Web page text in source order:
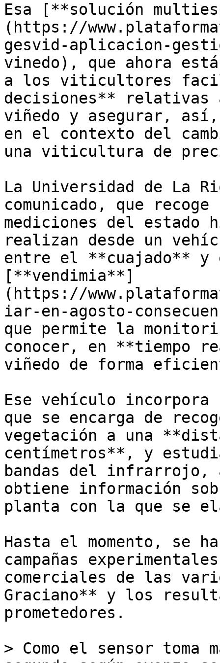
Esa [**solución
(https://
gesvid-aplicacion-
vinedo), que ahora
a los viticultores
decisiones** relativas
viñedo y asegurar,
en el contexto del
una viticultura de
La Universidad de La
comunicado, que
mediciones del estado
realizan desde un
entre el **cuajado** y
[**vendimia**]
(https://
iar-en-agosto-
que permite la
conocer, en **tiempo
viñedo de forma
Ese vehículo
que se encarga de
vegetación a una
centímetros**, y
bandas del
obtiene información
planta con la que se
Hasta el momento, se
campañas
comerciales de las
Graciano** y los
prometedores.
> Como el sensor toma